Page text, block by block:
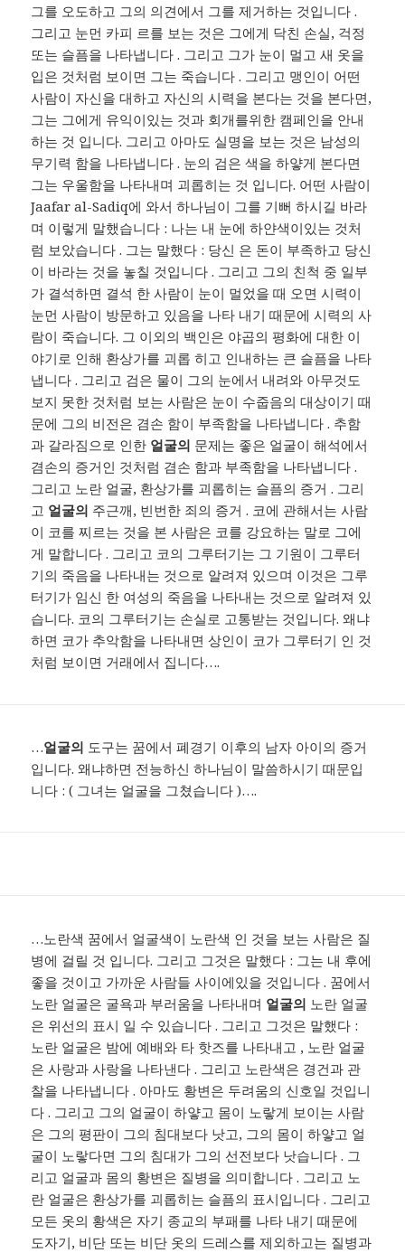
그를 오도하고 그의 의견에서 그를 제거하는 것입니다 .
그리고 눈먼 카피 르를 보는 것은 그에게 닥친 손실, 걱정
또는 슬픔을 나타냅니다 . 그리고 그가 눈이 멀고 새 옷을
입은 것처럼 보이면 그는 죽습니다 . 그리고 맹인이 어떤
사람이 자신을 대하고 자신의 시력을 본다는 것을 본다면,
그는 그에게 유익이있는 것과 회개를위한 캠페인을 안내
하는 것 입니다. 그리고 아마도 실명을 보는 것은 남성의
무기력 함을 나타냅니다 . 눈의 검은 색을 하얗게 본다면
그는 우울함을 나타내며 괴롭히는 것 입니다. 어떤 사람이
Jaafar al-Sadiq에 와서 하나님이 그를 기뻐 하시길 바라
며 이렇게 말했습니다 : 나는 내 눈에 하얀색이있는 것처
럼 보았습니다 . 그는 말했다 : 당신 은 돈이 부족하고 당신
이 바라는 것을 놓칠 것입니다 . 그리고 그의 친척 중 일부
가 결석하면 결석 한 사람이 눈이 멀었을 때 오면 시력이
눈먼 사람이 방문하고 있음을 나타 내기 때문에 시력의 사
람이 죽습니다. 그 이외의 백인은 야곱의 평화에 대한 이
야기로 인해 환상가를 괴롭 히고 인내하는 큰 슬픔을 나타
냅니다 . 그리고 검은 물이 그의 눈에서 내려와 아무것도
보지 못한 것처럼 보는 사람은 눈이 수줍음의 대상이기 때
문에 그의 비전은 겸손 함이 부족함을 나타냅니다 . 추함
과 갈라짐으로 인한 얼굴의 문제는 좋은 얼굴이 해석에서
겸손의 증거인 것처럼 겸손 함과 부족함을 나타냅니다 .
그리고 노란 얼굴, 환상가를 괴롭히는 슬픔의 증거 . 그리
고 얼굴의 주근깨, 빈번한 죄의 증거 . 코에 관해서는 사람
이 코를 찌르는 것을 본 사람은 코를 강요하는 말로 그에
게 말합니다 . 그리고 코의 그루터기는 그 기원이 그루터
기의 죽음을 나타내는 것으로 알려져 있으며 이것은 그루
터기가 임신 한 여성의 죽음을 나타내는 것으로 알려져 있
습니다. 코의 그루터기는 손실로 고통받는 것입니다. 왜냐
하면 코가 추악함을 나타내면 상인이 코가 그루터기 인 것
처럼 보이면 거래에서 집니다….
…얼굴의 도구는 꿈에서 폐경기 이후의 남자 아이의 증거
입니다. 왜냐하면 전능하신 하나님이 말씀하시기 때문입
니다 : ( 그녀는 얼굴을 그쳤습니다 )….
…노란색 꿈에서 얼굴색이 노란색 인 것을 보는 사람은 질
병에 걸릴 것 입니다. 그리고 그것은 말했다 : 그는 내 후에
좋을 것이고 가까운 사람들 사이에있을 것입니다 . 꿈에서
노란 얼굴은 굴욕과 부러움을 나타내며 얼굴의 노란 얼굴
은 위선의 표시 일 수 있습니다 . 그리고 그것은 말했다 :
노란 얼굴은 밤에 예배와 타 핫즈를 나타내고 , 노란 얼굴
은 사랑과 사랑을 나타낸다 . 그리고 노란색은 경건과 관
찰을 나타냅니다 . 아마도 황변은 두려움의 신호일 것입니
다 . 그리고 그의 얼굴이 하얗고 몸이 노랗게 보이는 사람
은 그의 평판이 그의 침대보다 낫고, 그의 몸이 하얗고 얼
굴이 노랗다면 그의 침대가 그의 선전보다 낫습니다 . 그
리고 얼굴과 몸의 황변은 질병을 의미합니다 . 그리고 노
란 얼굴은 환상가를 괴롭히는 슬픔의 표시입니다 . 그리고
모든 옷의 황색은 자기 종교의 부패를 나타 내기 때문에
도자기, 비단 또는 비단 옷의 드레스를 제외하고는 질병과